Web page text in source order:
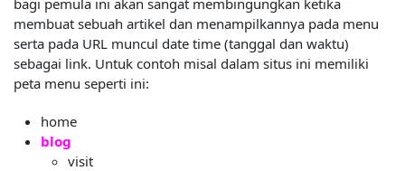
bagi pemula ini akan sangat membingungkan ketika
membuat sebuah artikel dan menampilkannya pada menu
serta pada URL muncul date time (tanggal dan waktu)
sebagai link. Untuk contoh misal dalam situs ini memiliki
peta menu seperti ini:
home
blog
visit